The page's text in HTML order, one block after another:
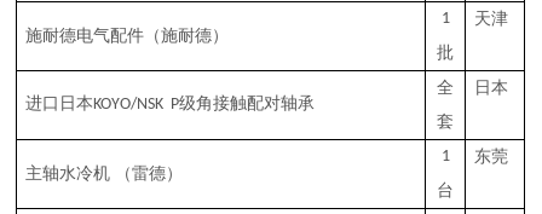
施耐德电气配件 （施耐德）
1
批
天津
进口 日本KOYO/NSK P级角接触配对轴承
全
套
日本
主轴水冷机 （雷德）
1
台
东莞